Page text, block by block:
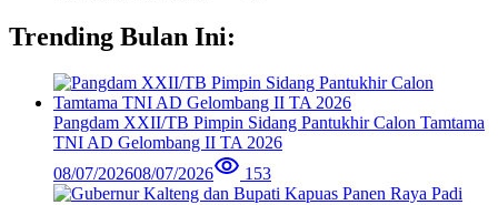
Trending Bulan Ini:
Pangdam XXII/TB Pimpin Sidang Pantukhir Calon Tamtama
TNI AD Gelombang II TA 2026
08/07/202608/07/2026 153